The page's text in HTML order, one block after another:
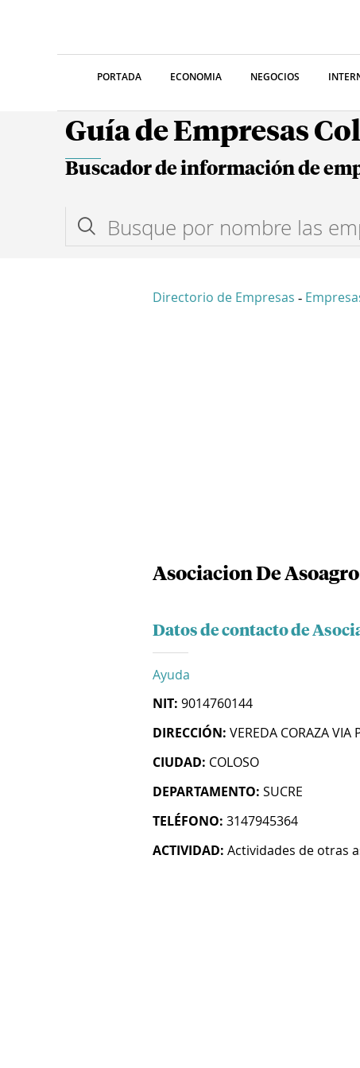
PORTADA ECONOMIA NEGOCIOS
Guía de Empresas
Buscador de información de
Directorio de Empresas -
Asociacion De
Datos de contacto de
Ayuda
NIT: 9014760144
DIRECCIÓN: VEREDA CORAZA VIA
CIUDAD: COLOSO
DEPARTAMENTO: SUCRE
TELÉFONO: 3147945364
ACTIVIDAD: Actividades de otras